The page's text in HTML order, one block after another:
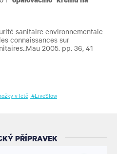
sanitaire environnementale
connaissances sur
2005. pp. 36, 41
v létě #LiveSlow
PŘÍPRAVEK